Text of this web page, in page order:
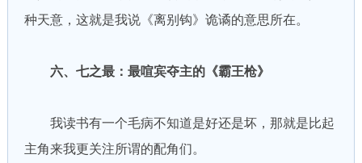
种天意，这就是我说《离别钩》诡谲的意思所在。
六、七之最：最喧宾夺主的《霸王枪》
我读书有一个毛病不知道是好还是坏，那就是比起
主角来我更关注所谓的配角们。